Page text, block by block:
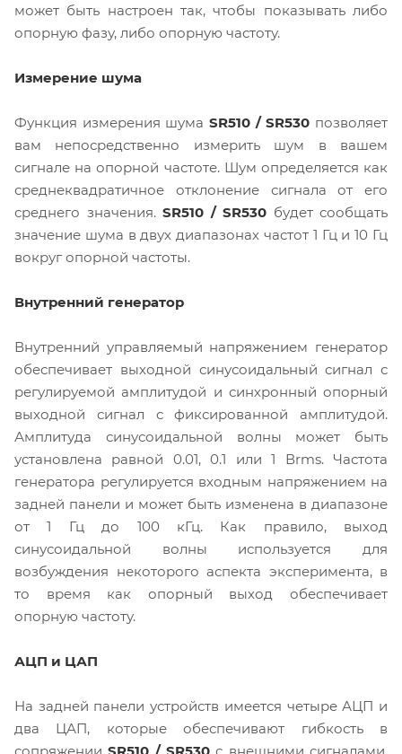
может быть настроен так, чтобы показывать либо
опорную фазу, либо опорную частоту.
Измерение шума
Функция измерения шума SR510 / SR530 позволяет
вам непосредственно измерить шум в вашем
сигнале на опорной частоте. Шум определяется как
среднеквадратичное отклонение сигнала от его
среднего значения. SR510 / SR530 будет сообщать
значение шума в двух диапазонах частот 1 Гц и 10 Гц
вокруг опорной частоты.
Внутренний генератор
Внутренний управляемый напряжением генератор
обеспечивает выходной синусоидальный сигнал с
регулируемой амплитудой и синхронный опорный
выходной сигнал с фиксированной амплитудой.
Амплитуда синусоидальной волны может быть
установлена равной 0.01, 0.1 или 1 Вrms. Частота
генератора регулируется входным напряжением на
задней панели и может быть изменена в диапазоне
от 1 Гц до 100 кГц. Как правило, выход
синусоидальной волны используется для
возбуждения некоторого аспекта эксперимента, в
то время как опорный выход обеспечивает
опорную частоту.
АЦП и ЦАП
На задней панели устройств имеется четыре АЦП и
два ЦАП, которые обеспечивают гибкость в
сопряженииSR510 / SR530 с внешними сигналами.